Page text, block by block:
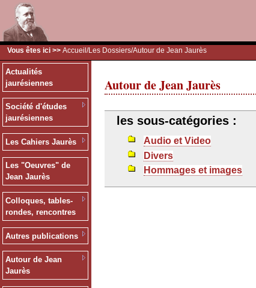
Vous êtes ici >> Accueil /Les Dossiers/Autour de Jean Jaurès
Actualités
jaurésiennes
Société d'études
jaurésiennes
Les Cahiers Jaurès
Les "Oeuvres" de
Jean Jaurès
Colloques, tables-
rondes, rencontres
Autres publications
Autour de Jean
Jaurès
Autour de Jean Jaurès
les sous-catégories :
Audio et Video
Divers
Hommages et images